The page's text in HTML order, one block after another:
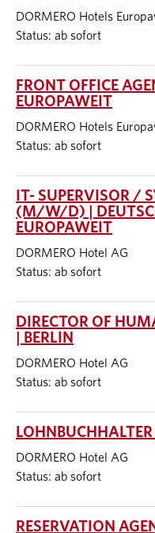
DORMERO Hotels
Status: ab sofort
FRONT OFFICE
EUROPAWEIT
DORMERO Hotels
Status: ab sofort
IT- SUPERVISOR /
(M/W/D) |
EUROPAWEIT
DORMERO Hotel AG
Status: ab sofort
DIRECTOR OF
| BERLIN
DORMERO Hotel AG
Status: ab sofort
DORMERO Hotel AG
Status: ab sofort
RESERVATION